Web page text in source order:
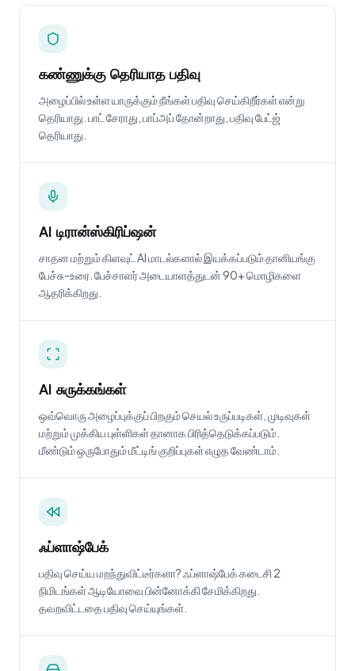
கண்ணுக்கு தெரியாத பதிவு
அழைப்பில் உள்ள யாருக்கும் நீங்கள் பதிவு செய்கிறீர்கள் என்று
தெரியாது. பாட் சேராது, பாப்அப் தோன்றாது, பதிவு பேட்ஜ்
தெரியாது.
AI டிரான்ஸ்கிரிப்ஷன்
சாதன மற்றும் கிளவுட் AI மாடல்களால் இயக்கப்படும் தானியங்கு
பேச்சு-உரை. பேச்சாளர் அடையாளத்துடன் 90+ மொழிகளை
ஆதரிக்கிறது.
AI சுருக்கங்கள்
ஒவ்வொரு அழைப்புக்குப் பிறகும் செயல் உருப்படிகள், முடிவுகள்
மற்றும் முக்கிய புள்ளிகள் தானாக பிரித்தெடுக்கப்படும்.
மீண்டும் ஒருபோதும் மீட்டிங் குறிப்புகள் எழுத வேண்டாம்.
ஃப்ளாஷ்பேக்
பதிவு செய்ய மறந்துவிட்டீர்களா? ஃப்ளாஷ்பேக் கடைசி 2
நிமிடங்கள் ஆடியோவை பின்னோக்கி சேமிக்கிறது.
தவறவிட்டதை பதிவு செய்யுங்கள்.